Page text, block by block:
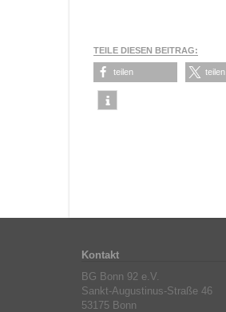
TEILE DIESEN BEITRAG:
teilen teilen
Kontakt
BG Bonn 92 e.V.
Sankt-Augustinus-Straße 46
53175 Bonn